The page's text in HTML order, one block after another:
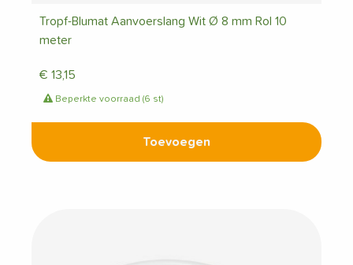
Tropf-Blumat Aanvoerslang Wit Ø 8 mm Rol 10
meter
€ 13,15
Beperkte voorraad (6 st)
Toevoegen